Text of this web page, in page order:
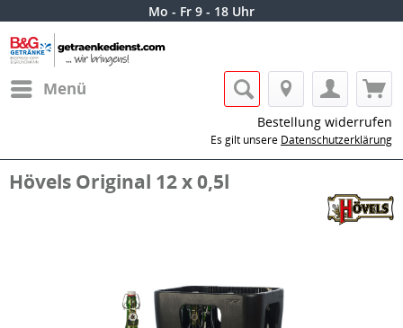
Mo - Fr 9 - 18 Uhr
Menü
Bestellung widerrufen
Es gilt unsere Datenschutzerklärung
Hövels Original 12 x 0,5l